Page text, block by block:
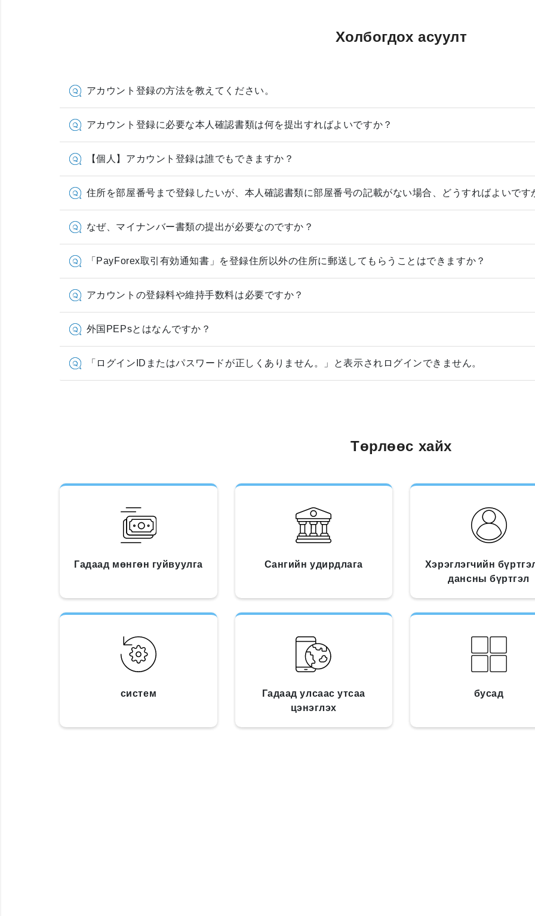
Холбогдох асуулт
アカウント登録の方法を教えてください。
アカウント登録に必要な本人確認書類は何を提出すればよいですか？
【個人】アカウント登録は誰でもできますか？
住所を部屋番号まで登録したいが、本人確認書類に部屋番号の記載がない場合、どうすればよいです
なぜ、マイナンバー書類の提出が必要なのですか？
「PayForex取引有効通知書」を登録住所以外の住所に郵送してもらうことはできますか？
アカウントの登録料や維持手数料は必要ですか？
外国PEPsとはなんですか？
「ログインIDまたはパスワードが正しくありません。」と表示されログインできません。
Төрлөөс хайх
Гадаад мөнгөн гуйвуулга Сангийн удирдлага
Хэрэглэгчийн
дансны бүртгэл
систем
Гадаад улсаас утсаа
цэнэглэх
бусад